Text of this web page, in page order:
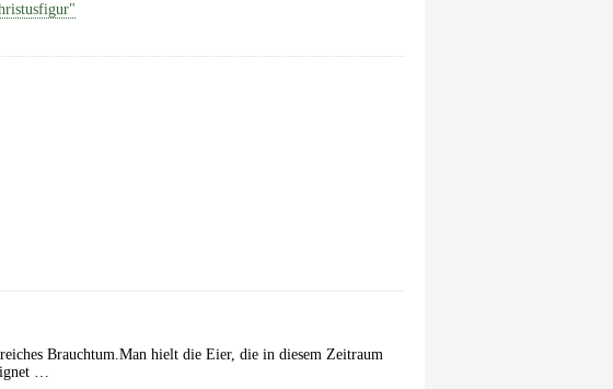
Brauchtum.Man hielt die Eier, die in diesem Zeitraum
…